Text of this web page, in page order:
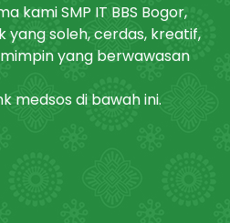
kami SMP IT BBS Bogor,
soleh, cerdas, kreatif,
yang berwawasan
medsos di bawah ini.